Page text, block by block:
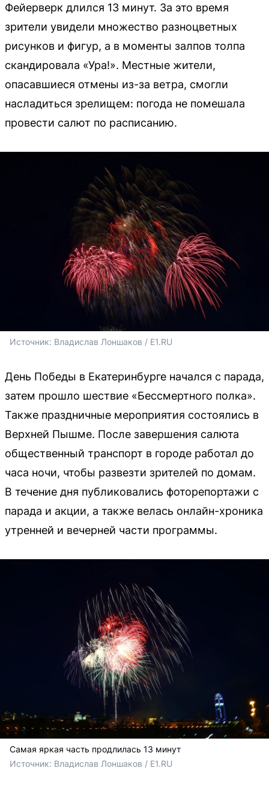
Фейерверк длился 13 минут. За это время
зрители увидели множество разноцветных
рисунков и фигур, а в моменты залпов толпа
скандировала «Ура!». Местные жители,
опасавшиеся отмены из-за ветра, смогли
насладиться зрелищем: погода не помешала
провести салют по расписанию.
Источник: Владислав Лоншаков / E1.RU
День Победы в Екатеринбурге начался с парада,
затем прошло шествие «Бессмертного полка».
Также праздничные мероприятия состоялись в
Верхней Пышме. После завершения салюта
общественный транспорт в городе работал до
часа ночи, чтобы развезти зрителей по домам.
В течение дня публиковались фоторепортажи с
парада и акции, а также велась онлайн-хроника
утренней и вечерней части программы.
Самая яркая часть продлилась 13 минут
Источник: Владислав Лоншаков / E1.RU